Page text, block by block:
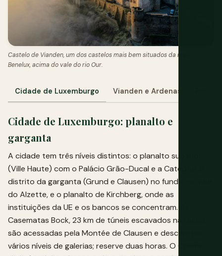
Castelo de Vianden, um dos castelos mais bem situados da região do
Benelux, acima do vale do rio Our.
Cidade de Luxemburgo Vianden e Ardenas
Cidade de Luxemburgo: planalto e
garganta
A cidade tem três níveis distintos: o planalto superior
(Ville Haute) com o Palácio Grão-Ducal e a Catedral, o
distrito da garganta (Grund e Clausen) no fundo do vale
do Alzette, e o planalto de Kirchberg, onde as
instituições da UE e os bancos se concentram. As
Casematas Bock, 23 km de túneis escavados na rocha,
são acessadas pela Montée de Clausen e descem por
vários níveis de galerias; reserve duas horas. O Chemin